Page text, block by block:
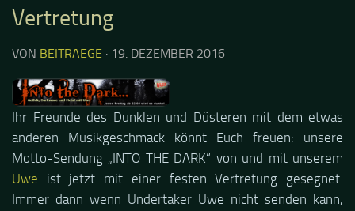
Vertretung
VON BEITRAEGE · 19. DEZEMBER 2016
Ihr Freunde des Dunklen und Düsteren mit dem etwas
anderen Musikgeschmack könnt Euch freuen: unsere
Motto-Sendung „INTO THE DARK“ von und mit unserem
Uwe ist jetzt mit einer festen Vertretung gesegnet.
Immer dann wenn Undertaker Uwe nicht senden kann,